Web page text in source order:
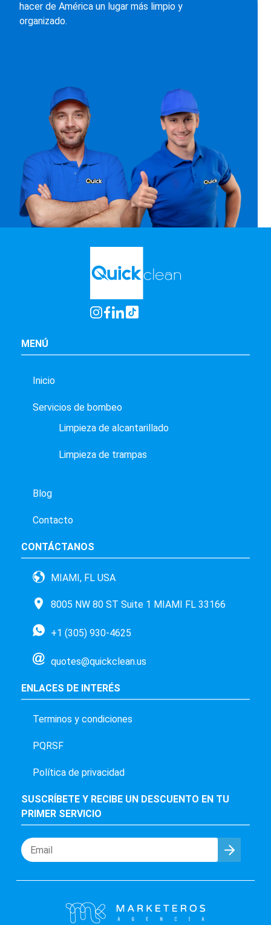
hacer de América un lugar más limpio y
organizado.
MENÚ
Inicio
Servicios de bombeo
Limpieza de alcantarillado
Limpieza de trampas
Blog
Contacto
CONTÁCTANOS
MIAMI, FL USA
8005 NW 80 ST Suite 1 MIAMI FL 33166
+1 (305) 930-4625
quotes@quickclean.us
ENLACES DE INTERÉS
Terminos y condiciones
PQRSF
Política de privacidad
SUSCRÍBETE Y RECIBE UN DESCUENTO EN TU
PRIMER SERVICIO